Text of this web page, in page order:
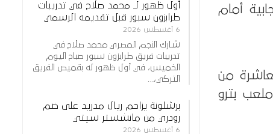
أمام
من
بترو
أول ظهور لـ محمد صلاح في تدريبات
طرابزون سبور قبل تقديمه الرسمي
6 أغسطس 2026
شارك النجم المصري محمد صلاح في
تدريبات فريق طرابزون سبور صباح اليوم
الخميس، في أول ظهور له بقميص الفريق
التركي،…
برشلونة يزاحم ريال مدريد على ضم
رودري من مانشستر سيتي
6 أغسطس 2026